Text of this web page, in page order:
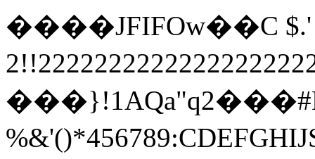
����JFIFOw��C $.'